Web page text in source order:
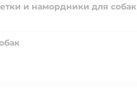
и намордники для собак